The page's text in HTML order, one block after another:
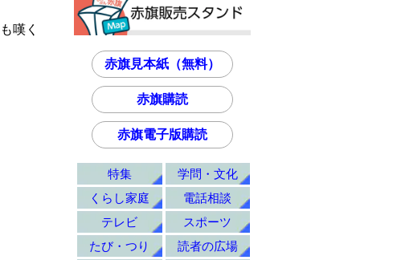
嘆く
赤旗見本紙（無料）
赤旗購読
赤旗電子版購読
特集
学問・文化
くらし家庭
電話相談
テレビ
スポーツ
たび・つり
読者の広場